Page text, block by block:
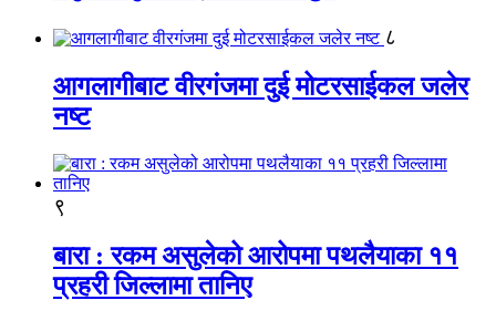
८
आगलागीबाट वीरगंजमा दुई मोटरसाईकल जलेर
नष्ट
९
बारा : रकम असुलेको आरोपमा पथलैयाका ११
प्रहरी जिल्लामा तानिए